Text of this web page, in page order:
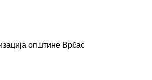
општине Врбас